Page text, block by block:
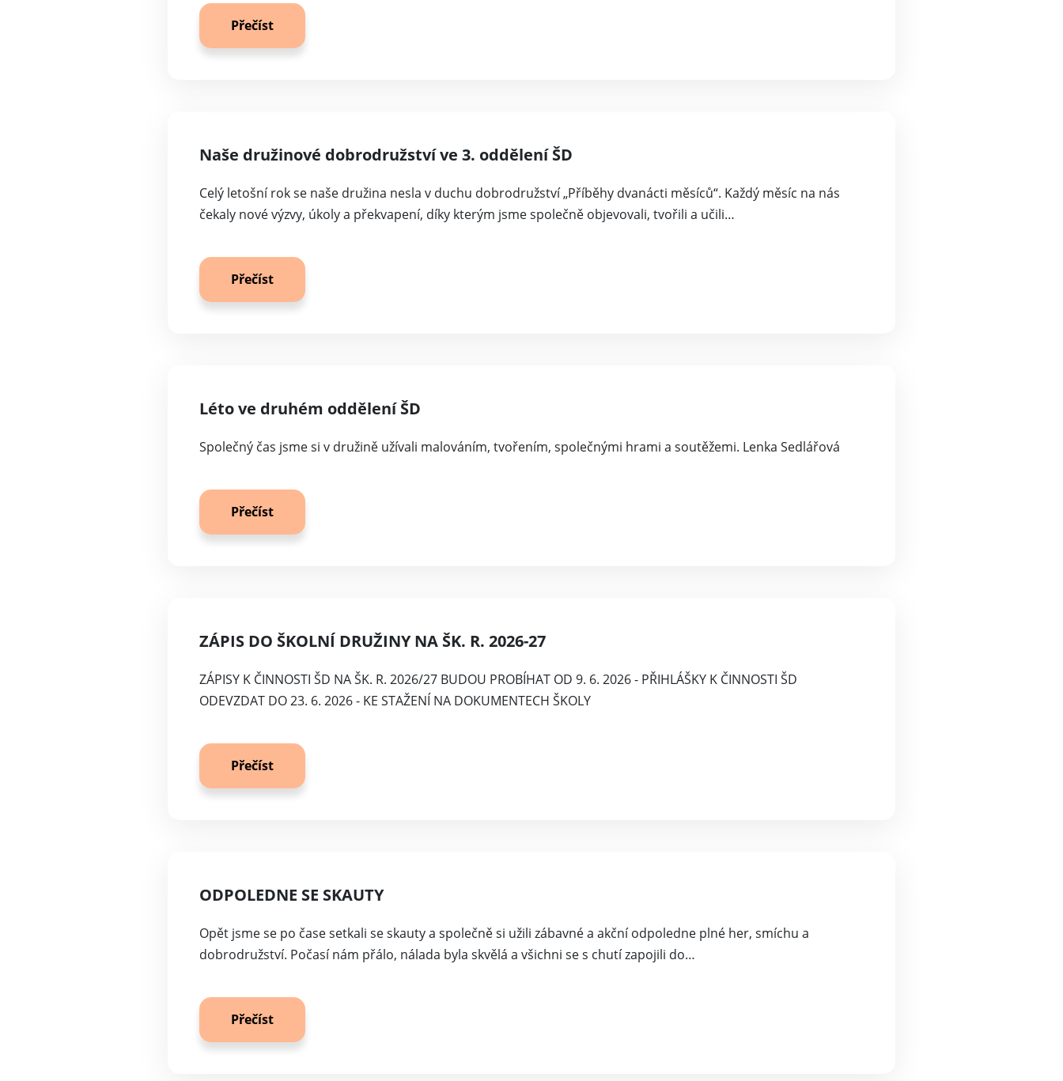
Přečíst
Naše družinové dobrodružství ve 3. oddělení ŠD
Celý letošní rok se naše družina nesla v duchu dobrodružství „Příběhy dvanácti měsíců“. Každý měsíc na nás
čekaly nové výzvy, úkoly a překvapení, díky kterým jsme společně objevovali, tvořili a učili…
Přečíst
Léto ve druhém oddělení ŠD
Společný čas jsme si v družině užívali malováním, tvořením, společnými hrami a soutěžemi. Lenka Sedlářová
Přečíst
ZÁPIS DO ŠKOLNÍ DRUŽINY NA ŠK. R. 2026-27
ZÁPISY K ČINNOSTI ŠD NA ŠK. R. 2026/27 BUDOU PROBÍHAT OD 9. 6. 2026 - PŘIHLÁŠKY K ČINNOSTI ŠD
ODEVZDAT DO 23. 6. 2026 - KE STAŽENÍ NA DOKUMENTECH ŠKOLY
Přečíst
ODPOLEDNE SE SKAUTY
Opět jsme se po čase setkali se skauty a společně si užili zábavné a akční odpoledne plné her, smíchu a
dobrodružství. Počasí nám přálo, nálada byla skvělá a všichni se s chutí zapojili do…
Přečíst